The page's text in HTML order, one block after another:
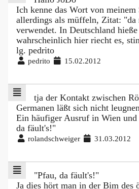
Ich kenne das Wort von
allerdings als müffeln, Zitat: "da
verwendet. In Deutschland hieße
wahrscheinlich hier riecht es,
lg. pedrito
pedrito 15.02.2012
tja der Kontakt zwischen
Germanen läßt sich nicht
Ein häufiger Ausruf in Wien und
da fäult's!"
rolandschweiger 31.03.2012
"Pfau, da fäult's!"
Ja dies hört man in der Bim des